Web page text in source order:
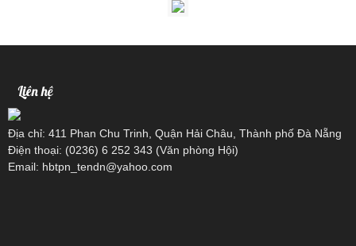
Liên hệ
Địa chỉ: 411 Phan Chu Trinh, Quận Hải Châu, Thành phố Đà Nẵng
Điện thoại: (0236) 6 252 343 (Văn phòng Hội)
Email: hbtpn_tendn@yahoo.com